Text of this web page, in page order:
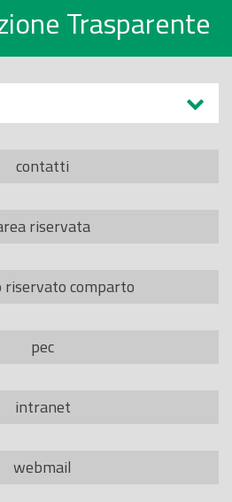
Trasparente
contatti
riservata
riservato comparto
pec
intranet
webmail